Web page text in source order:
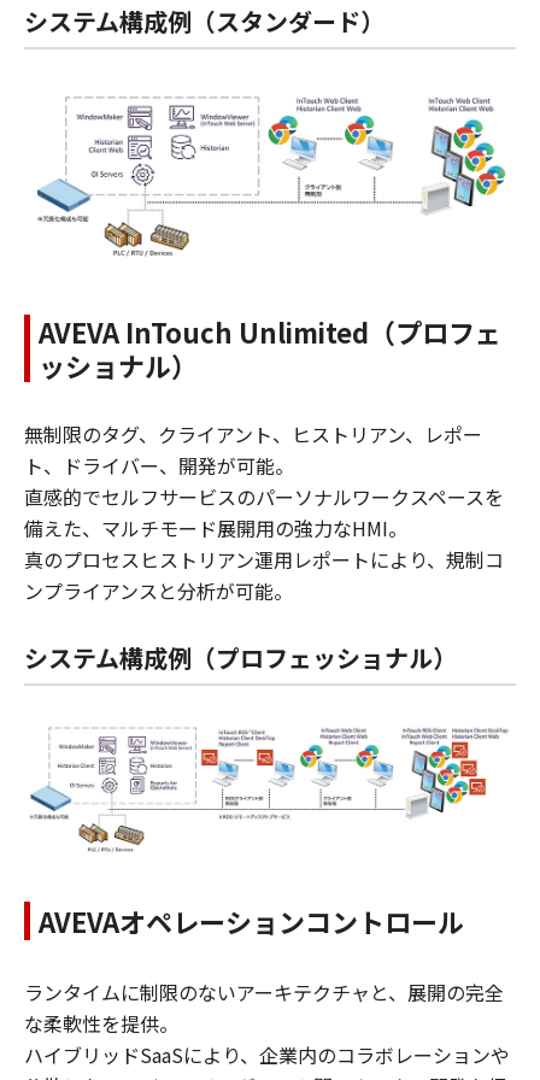
システム構成例（スタンダード）
AVEVA InTouch Unlimited（プロフェ
ッショナル）
無制限のタグ、クライアント、ヒストリアン、レポー
ト、ドライバー、開発が可能。
直感的でセルフサービスのパーソナルワークスペースを
備えた、マルチモード展開用の強力なHMI。
真のプロセスヒストリアン運用レポートにより、規制コ
ンプライアンスと分析が可能。
システム構成例（プロフェッショナル）
AVEVAオペレーションコントロール
ランタイムに制限のないアーキテクチャと、展開の完全
な柔軟性を提供。
ハイブリッドSaaSにより、企業内のコラボレーションや